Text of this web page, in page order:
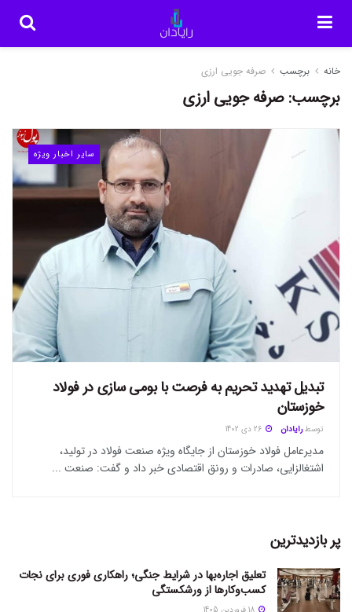
خانه برچسب صرفه جویی ارزی
برچسب:صرفه جویی ارزی
سایر اخبار ویژه
تبدیل تهدید تحریم به فرصت با بومی سازی در فولاد
خوزستان
توسط رایادان
مدیرعامل فولاد خوزستان از جایگاه ویژه صنعت فولاد در تولید،
اشتغالزایی، صادرات و رونق اقتصادی خبر داد و گفت: صنعت ...
پر بازدیدترین
تعلیق اجاره‌بها در شرایط جنگی؛ راهکاری فوری برای نجات
کسب‌وکارها از ورشکستگی